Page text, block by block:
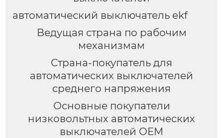
автоматический выключатель ekf
Ведущая страна по рабочим
механизмам
Страна-покупатель для
автоматических выключателей
среднего напряжения
Основные покупатели
низковольтных автоматических
выключателей OEM